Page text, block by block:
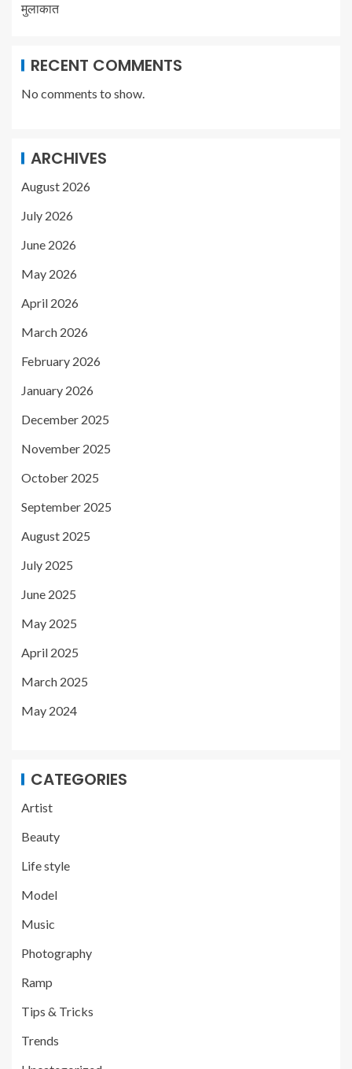
मुलाकात
RECENT COMMENTS
No comments to show.
ARCHIVES
August 2026
July 2026
June 2026
May 2026
April 2026
March 2026
February 2026
January 2026
December 2025
November 2025
October 2025
September 2025
August 2025
July 2025
June 2025
May 2025
April 2025
March 2025
May 2024
CATEGORIES
Artist
Beauty
Life style
Model
Music
Photography
Ramp
Tips & Tricks
Trends